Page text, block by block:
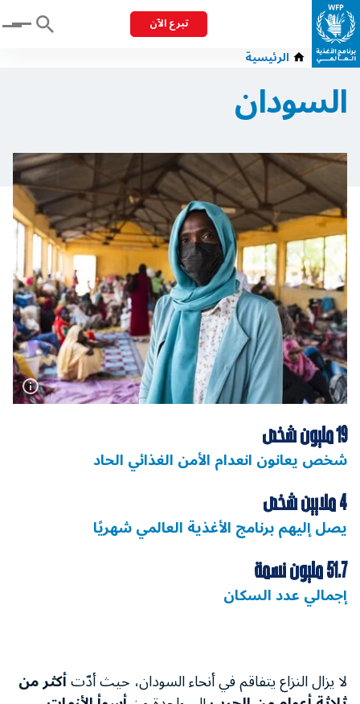
تبرع الآن Menu
الرئيسية
السودان
19 مليون شخص
شخص يعانون انعدام الأمن الغذائي الحاد
4 ملايين شخص
يصل إليهم برنامج الأغذية العالمي شهريًا
51.7 مليون نسمة
إجمالي عدد السكان
لا يزال النزاع يتفاقم في أنحاء السودان، حيث أدّتأكثر من